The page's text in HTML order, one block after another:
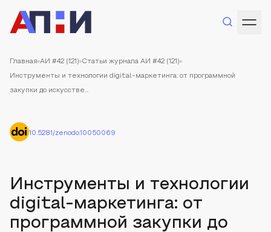
Главная АИ #42 (121) Статьи журнала АИ #42 (121)
Инструменты и технологии digital-маркетинга: от программной
закупки до искусстве...
10.5281/zenodo.10050069
Инструменты и технологии
digital-маркетинга: от
программной закупки до